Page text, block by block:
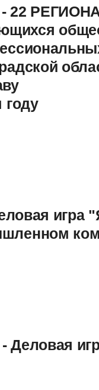
- 22
году
игра
Деловая